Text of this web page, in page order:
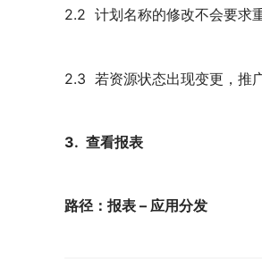
2.2 计划名称的修改不会要求
2.3 若资源状态出现变更，推
3. 查看报表
路径：报表 – 应用分发